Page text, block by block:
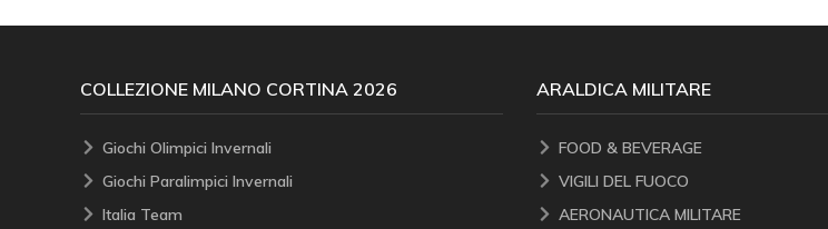
COLLEZIONE MILANO CORTINA 2026
Giochi Olimpici Invernali
Giochi Paralimpici Invernali
Italia Team
ARALDICA MILITARE
FOOD & BEVERAGE
VIGILI DEL FUOCO
AERONAUTICA MILITARE